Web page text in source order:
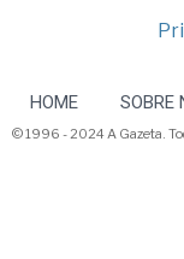
HOME SOBRE
© 1996 - 2024 A Gazeta.